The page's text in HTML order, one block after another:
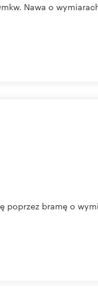
Nawa o
poprzez bramę o